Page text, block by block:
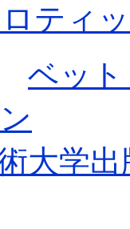
ティ
ベッ
大学出